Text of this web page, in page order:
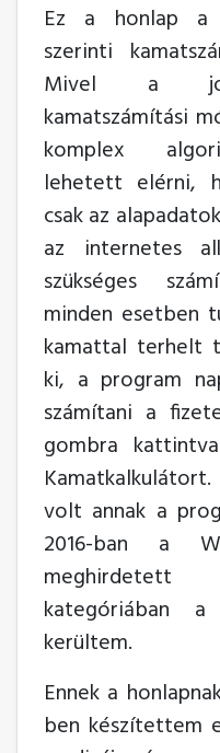
Ez a honlap a
szerinti
Mivel a
kamatszámítási
komplex
lehetett elérni,
csak az
az internetes
szükséges
minden esetben
kamattal terhelt
ki, a program
számítani a
gombra
Kamatkalkulátort.
volt annak a
2016-ban a
meghirdetett
kategóriában
kerültem.
Ennek a
ben készítettem